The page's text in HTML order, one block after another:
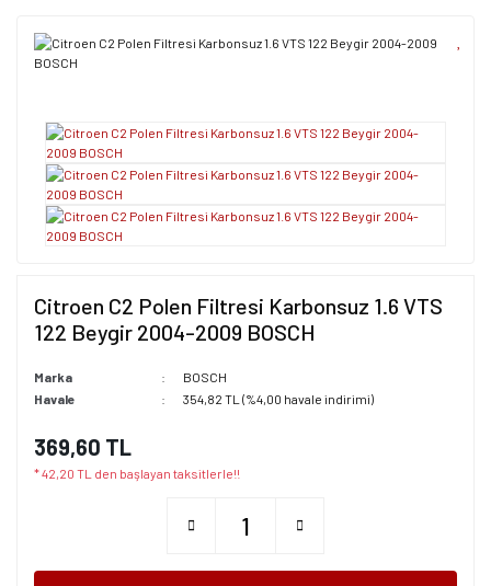
Citroen C2 Polen Filtresi Karbonsuz 1.6 VTS
122 Beygir 2004-2009 BOSCH
Marka
BOSCH
Havale
354,82 TL (%4,00 havale indirimi)
369,60 TL
* 42,20 TL den başlayan taksitlerle!!